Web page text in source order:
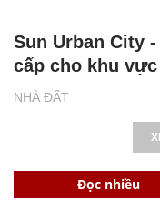
NHÀ ĐẤT
Sun Urban City
cấp cho khu
Đọc nhiều